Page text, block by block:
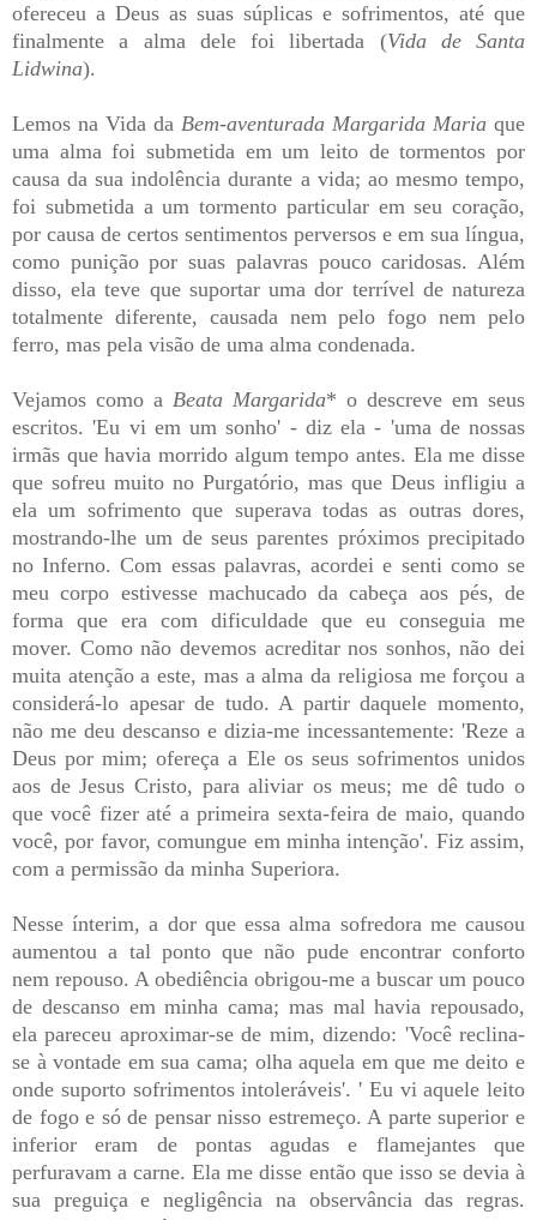
ofereceu a Deus as suas súplicas e sofrimentos, até que
finalmente a alma dele foi libertada (Vida de Santa
Lidwina).
Lemos na Vida da Bem-aventurada Margarida Maria que
uma alma foi submetida em um leito de tormentos por
causa da sua indolência durante a vida; ao mesmo tempo,
foi submetida a um tormento particular em seu coração,
por causa de certos sentimentos perversos e em sua língua,
como punição por suas palavras pouco caridosas. Além
disso, ela teve que suportar uma dor terrível de natureza
totalmente diferente, causada nem pelo fogo nem pelo
ferro, mas pela visão de uma alma condenada.
Vejamos como a Beata Margarida* o descreve em seus
escritos. 'Eu vi em um sonho' - diz ela - 'uma de nossas
irmãs que havia morrido algum tempo antes. Ela me disse
que sofreu muito no Purgatório, mas que Deus infligiu a
ela um sofrimento que superava todas as outras dores,
mostrando-lhe um de seus parentes próximos precipitado
no Inferno. Com essas palavras, acordei e senti como se
meu corpo estivesse machucado da cabeça aos pés, de
forma que era com dificuldade que eu conseguia me
mover. Como não devemos acreditar nos sonhos, não dei
muita atenção a este, mas a alma da religiosa me forçou a
considerá-lo apesar de tudo. A partir daquele momento,
não me deu descanso e dizia-me incessantemente: 'Reze a
Deus por mim; ofereça a Ele os seus sofrimentos unidos
aos de Jesus Cristo, para aliviar os meus; me dê tudo o
que você fizer até a primeira sexta-feira de maio, quando
você, por favor, comungue em minha intenção'. Fiz assim,
com a permissão da minha Superiora.
Nesse ínterim, a dor que essa alma sofredora me causou
aumentou a tal ponto que não pude encontrar conforto
nem repouso. A obediência obrigou-me a buscar um pouco
de descanso em minha cama; mas mal havia repousado,
ela pareceu aproximar-se de mim, dizendo: 'Você reclina-
se à vontade em sua cama; olha aquela em que me deito e
onde suporto sofrimentos intoleráveis'. ' Eu vi aquele leito
de fogo e só de pensar nisso estremeço. A parte superior e
inferior eram de pontas agudas e flamejantes que
perfuravam a carne. Ela me disse então que isso se devia à
sua preguiça e negligência na observância das regras.